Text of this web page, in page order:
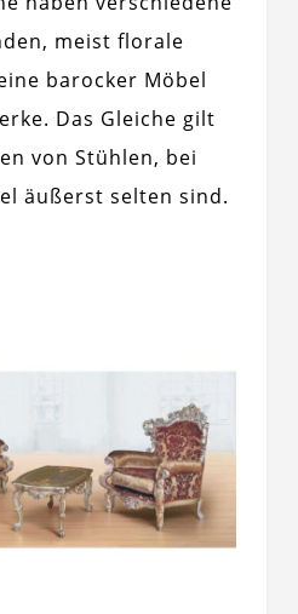
meist florale
barocker Möbel
Das Gleiche gilt
von Stühlen, bei
äußerst selten sind.